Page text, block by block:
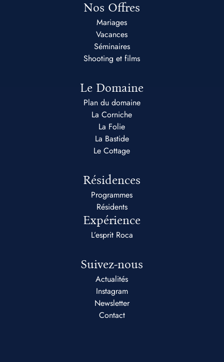
Nos Offres
Mariages
Vacances
Séminaires
Shooting et films
Le Domaine
Plan du domaine
La Corniche
La Folie
La Bastide
Le Cottage
Résidences
Programmes
Résidents
Expérience
L’esprit Roca
Suivez-nous
Actualités
Instagram
Newsletter
Contact